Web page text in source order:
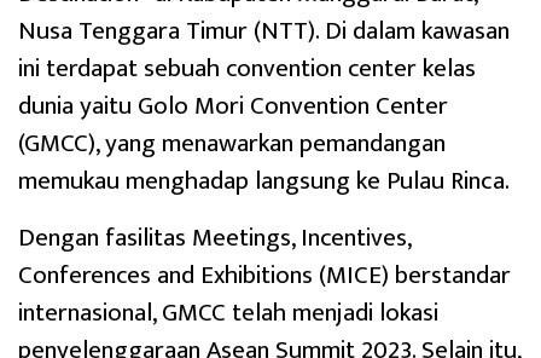
Nusa Tenggara Timur (NTT). Di dalam kawasan
ini terdapat sebuah convention center kelas
dunia yaitu Golo Mori Convention Center
(GMCC), yang menawarkan pemandangan
memukau menghadap langsung ke Pulau Rinca.
Dengan fasilitas Meetings, Incentives,
Conferences and Exhibitions (MICE) berstandar
internasional, GMCC telah menjadi lokasi